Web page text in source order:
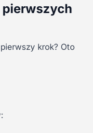
krok? Oto